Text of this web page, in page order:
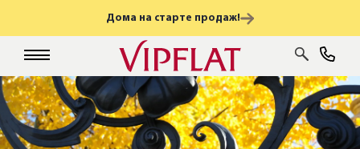
Дома на старте продаж!